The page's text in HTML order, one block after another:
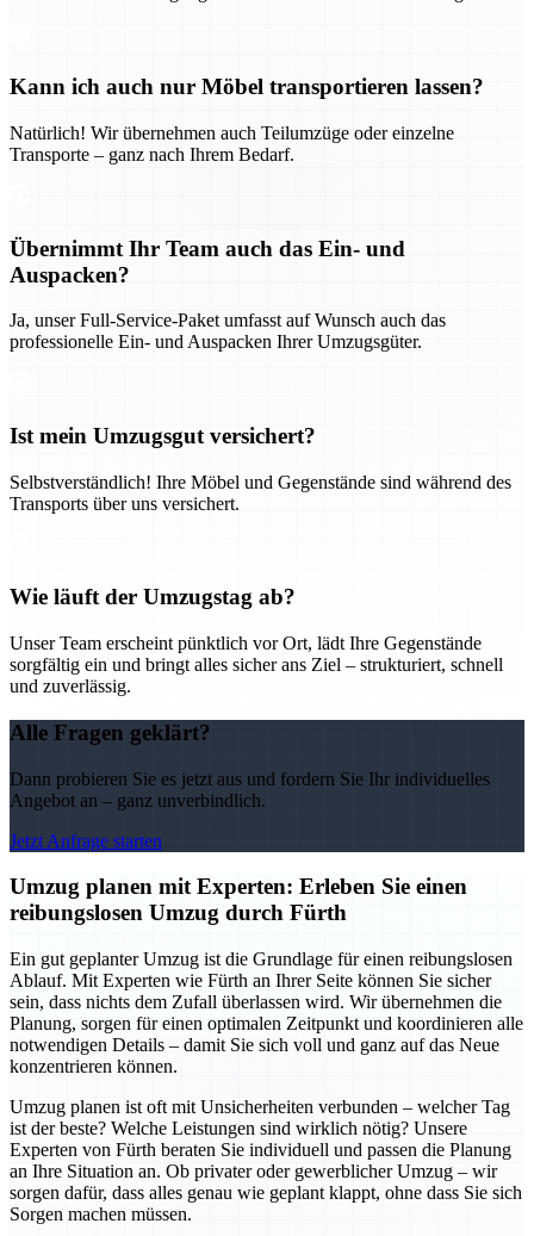
Kann ich auch nur Möbel transportieren lassen?
Natürlich! Wir übernehmen auch Teilumzüge oder einzelne
Transporte – ganz nach Ihrem Bedarf.
Übernimmt Ihr Team auch das Ein- und
Auspacken?
Ja, unser Full-Service-Paket umfasst auf Wunsch auch das
professionelle Ein- und Auspacken Ihrer Umzugsgüter.
Ist mein Umzugsgut versichert?
Selbstverständlich! Ihre Möbel und Gegenstände sind während des
Transports über uns versichert.
Wie läuft der Umzugstag ab?
Unser Team erscheint pünktlich vor Ort, lädt Ihre Gegenstände
sorgfältig ein und bringt alles sicher ans Ziel – strukturiert, schnell
und zuverlässig.
Alle Fragen geklärt?
Dann probieren Sie es jetzt aus und fordern Sie Ihr individuelles
Angebot an – ganz unverbindlich.
Jetzt Anfrage starten
Umzug planen mit Experten: Erleben Sie einen
reibungslosen Umzug durch Fürth
Ein gut geplanter Umzug ist die Grundlage für einen reibungslosen
Ablauf. Mit Experten wie Fürth an Ihrer Seite können Sie sicher
sein, dass nichts dem Zufall überlassen wird. Wir übernehmen die
Planung, sorgen für einen optimalen Zeitpunkt und koordinieren alle
notwendigen Details – damit Sie sich voll und ganz auf das Neue
konzentrieren können.
Umzug planen ist oft mit Unsicherheiten verbunden – welcher Tag
ist der beste? Welche Leistungen sind wirklich nötig? Unsere
Experten von Fürth beraten Sie individuell und passen die Planung
an Ihre Situation an. Ob privater oder gewerblicher Umzug – wir
sorgen dafür, dass alles genau wie geplant klappt, ohne dass Sie sich
Sorgen machen müssen.